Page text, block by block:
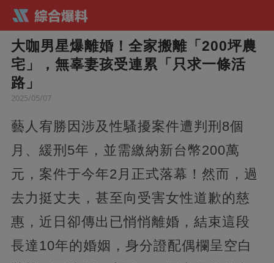
大咖男星爆離婚！全家搬離「200坪農
宅」，無辜妻孩受連累「只求一條活
路」
2025/05/07
藝人宥勝因涉及性騷擾案件遭判刑8個
月、緩刑5年，並需繳納新台幣200萬
元，案件于今年2月正式落幕！然而，過
去力挺丈夫，甚至向受害女性道歉的慈
惠，近日卻傳出已悄悄離婚，結束這段
長達10年的婚姻，身分證配偶欄呈空白